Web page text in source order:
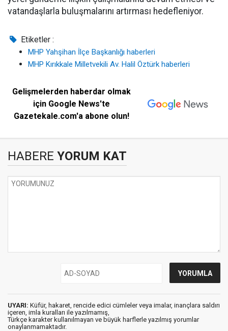
vatandaşlarla buluşmalarını artırması hedefleniyor.
Etiketler :
MHP Yahşihan İlçe Başkanlığı haberleri
MHP Kırıkkale Milletvekili Av. Halil Öztürk haberleri
Gelişmelerden haberdar olmak
için Google News'te
Gazetekale.com'a abone olun!
HABERE YORUM KAT
UYARI: Küfür, hakaret, rencide edici cümleler veya imalar, inançlara saldırı
içeren, imla kuralları ile yazılmamış,
Türkçe karakter kullanılmayan ve büyük harflerle yazılmış yorumlar
onaylanmamaktadır.